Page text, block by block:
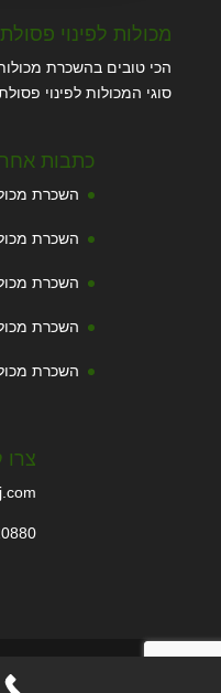
מכולות לפינוי
הכי טובים בהשכרת
סוגי המכולות לפינוי
כתבות
השכרת
השכרת
השכרת
השכרת
השכרת